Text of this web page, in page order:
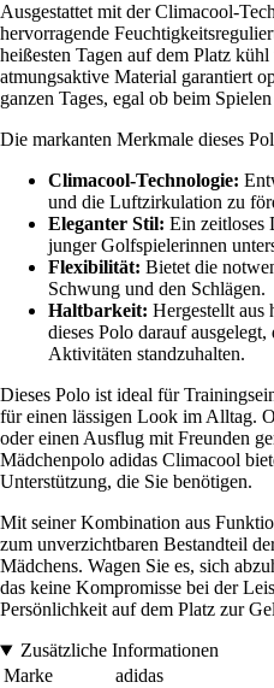
Ausgestattet mit der Climacool-
hervorragende
heißesten Tagen auf dem Platz
atmungsaktive Material garantiert
ganzen Tages, egal ob beim
Die markanten Merkmale dieses
Climacool-Technologie:
und die Luftzirkulation zu
Eleganter Stil: Ein zeitloses
junger Golfspielerinnen
Flexibilität: Bietet die
Schwung und den Schlägen.
Haltbarkeit: Hergestellt aus
dieses Polo darauf
Aktivitäten standzuhalten.
Dieses Polo ist ideal für
für einen lässigen Look im Alltag.
oder einen Ausflug mit Freunden
Mädchenpolo adidas Climacool
Unterstützung, die Sie benötigen.
Mit seiner Kombination aus
zum unverzichtbaren Bestandteil
Mädchens. Wagen Sie es, sich
das keine Kompromisse bei der
Persönlichkeit auf dem Platz zur
Zusätzliche Informationen
Marke
adidas